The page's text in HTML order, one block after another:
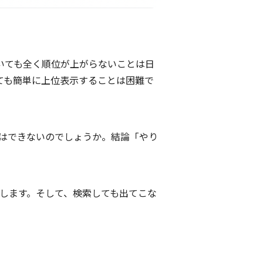
も全く順位が上がらないことは日
簡単に上位表示することは困難で
できないのでしょうか。結論「やり
ます。そして、検索しても出てこな